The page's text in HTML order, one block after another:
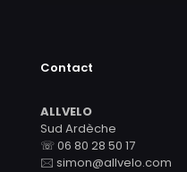
Contact
ALLVELO
Sud Ardèche
☏ 06 80 28 50 17
🖂 simon@allvelo.com